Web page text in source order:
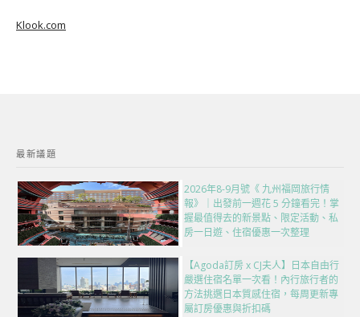
Klook.com
最新議題
2026年8-9月號《 九州福岡旅行情
報》｜出發前一週花 5 分鐘看完！掌
握最值得去的新景點、限定活動、私
房一日遊、住宿優惠一次整理
【Agoda訂房 x CJ夫人】日本自由行
嚴選住宿名單一次看！內行旅行者的
方法挑選日本質感住宿，每周更新專
屬訂房優惠與折扣碼